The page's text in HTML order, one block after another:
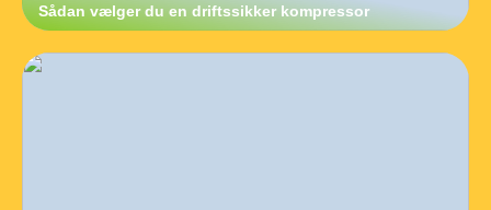
Sådan vælger du en driftssikker kompressor